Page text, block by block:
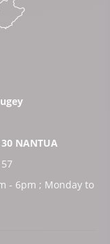
NANTUA
- 6pm ; Monday to